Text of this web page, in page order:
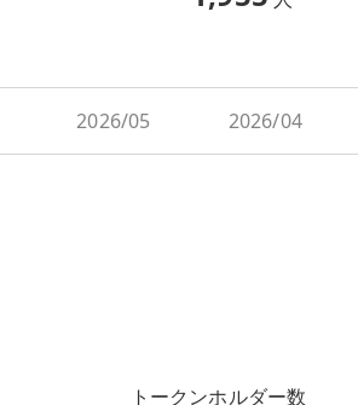
2026/05 2026/04
トークンホルダー数